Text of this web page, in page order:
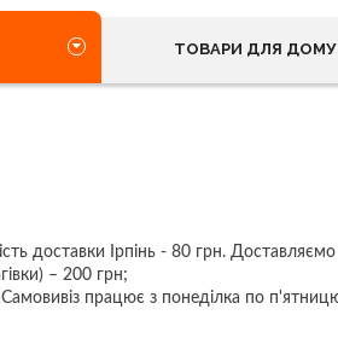
ТОВАРИ ДЛЯ ДОМУ
доставки Ірпінь - 80 грн.
– 200 грн;
працює з понеділка по